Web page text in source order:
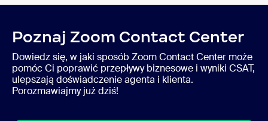
Poznaj Zoom Contact Center
Dowiedz się, w jaki sposób Zoom Contact Center może
pomóc Ci poprawić przepływy biznesowe i wyniki CSAT,
ulepszają doświadczenie agenta i klienta.
Porozmawiajmy już dziś!